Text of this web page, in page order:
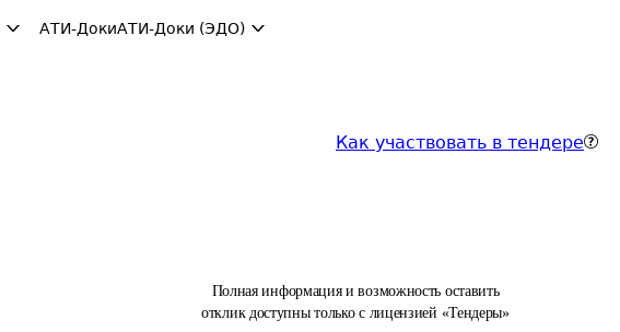
АТИ-ДокиАТИ-Доки (ЭДО)
Как участвовать в тендере
Полная информация и возможность оставить
отклик доступны только с лицензией «Тендеры»